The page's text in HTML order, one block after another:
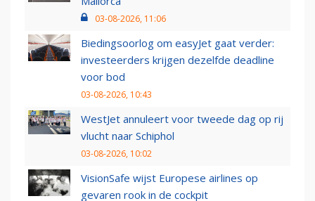
03-08-2026, 11:06
Biedingsoorlog om easyJet gaat verder:
investeerders krijgen dezelfde deadline
voor bod
03-08-2026, 10:43
WestJet annuleert voor tweede dag op rij
vlucht naar Schiphol
03-08-2026, 10:02
VisionSafe wijst Europese airlines op
gevaren rook in de cockpit